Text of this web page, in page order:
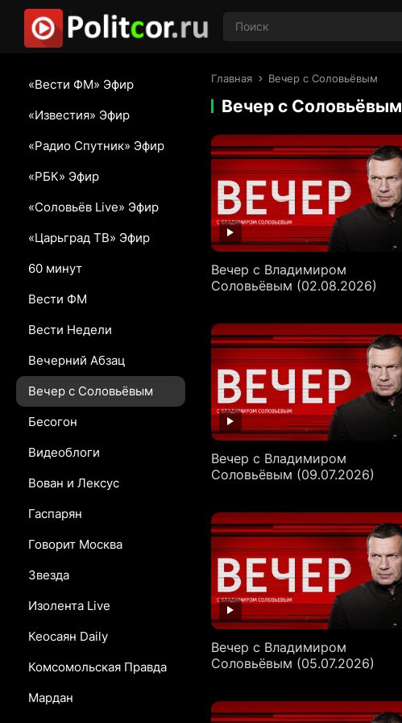
«Вести ФМ» Эфир
«Известия» Эфир
«Радио Спутник» Эфир
«РБК» Эфир
«Соловьёв Live» Эфир
«Царьград ТВ» Эфир
60 минут
Вести ФМ
Вести Недели
Вечерний Абзац
Вечер с Соловьёвым
Бесогон
Видеоблоги
Вован и Лексус
Гаспарян
Говорит Москва
Звезда
Изолента Live
Кеосаян Daily
Комсомольская Правда
Мардан
Главная Вечер с Соловьёвым
Вечер с Соловьёвым
Вечер с Владимиром
Соловьёвым (02.08.2026)
Вечер с Владимиром
Соловьёвым (09.07.2026)
Вечер с Владимиром
Соловьёвым (05.07.2026)